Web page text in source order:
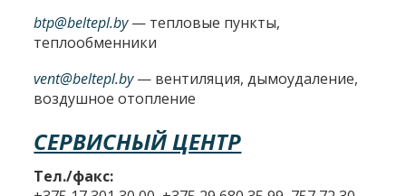
btp@beltepl.by— тепловые пункты,
теплообменники
vent@beltepl.by— вентиляция, дымоудаление,
воздушное отопление
СЕРВИСНЫЙ ЦЕНТР
Тел./факс: